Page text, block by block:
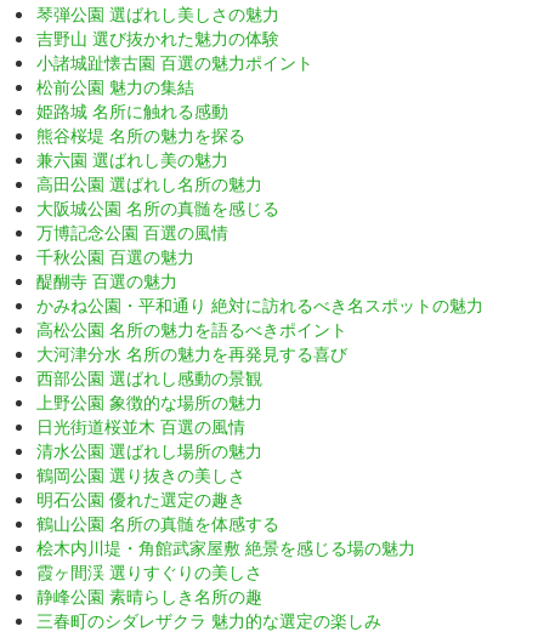
琴弾公園 選ばれし美しさの魅力
吉野山 選び抜かれた魅力の体験
小諸城趾懐古園 百選の魅力ポイント
松前公園 魅力の集結
姫路城 名所に触れる感動
熊谷桜堤 名所の魅力を探る
兼六園 選ばれし美の魅力
高田公園 選ばれし名所の魅力
大阪城公園 名所の真髄を感じる
万博記念公園 百選の風情
千秋公園 百選の魅力
醍醐寺 百選の魅力
かみね公園・平和通り 絶対に訪れるべき名スポットの魅力
高松公園 名所の魅力を語るべきポイント
大河津分水 名所の魅力を再発見する喜び
西部公園 選ばれし感動の景観
上野公園 象徴的な場所の魅力
日光街道桜並木 百選の風情
清水公園 選ばれし場所の魅力
鶴岡公園 選り抜きの美しさ
明石公園 優れた選定の趣き
鶴山公園 名所の真髄を体感する
桧木内川堤・角館武家屋敷 絶景を感じる場の魅力
霞ヶ間渓 選りすぐりの美しさ
静峰公園 素晴らしき名所の趣
三春町のシダレザクラ 魅力的な選定の楽しみ